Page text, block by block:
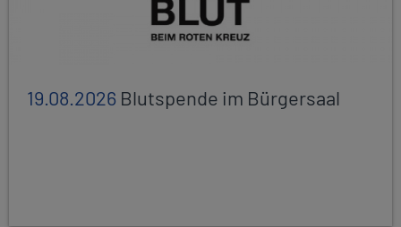
19.08.2026 Blutspende im Bürgersaal